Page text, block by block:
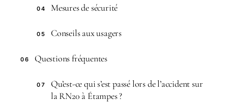
04 Mesures de sécurité
05 Conseils aux usagers
06 Questions fréquentes
07
Qu’est-ce qui s’est passé lors de l’accident sur
la RN20 à Étampes ?